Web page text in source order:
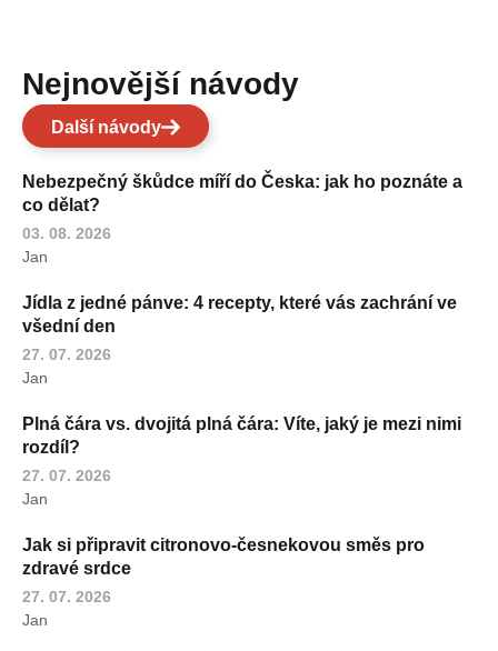
Nejnovější návody
Další návody
Nebezpečný škůdce míří do Česka: jak ho poznáte a
co dělat?
03. 08. 2026
Jan
Jídla z jedné pánve: 4 recepty, které vás zachrání ve
všední den
27. 07. 2026
Jan
Plná čára vs. dvojitá plná čára: Víte, jaký je mezi nimi
rozdíl?
27. 07. 2026
Jan
Jak si připravit citronovo-česnekovou směs pro
zdravé srdce
27. 07. 2026
Jan